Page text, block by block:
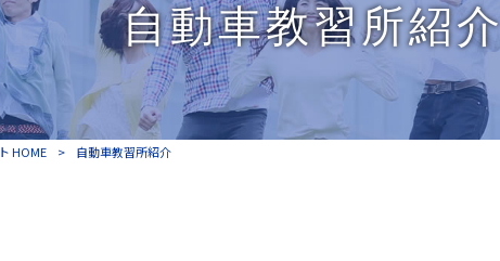
自動車教習所紹介
HOME > 自動車教習所紹介